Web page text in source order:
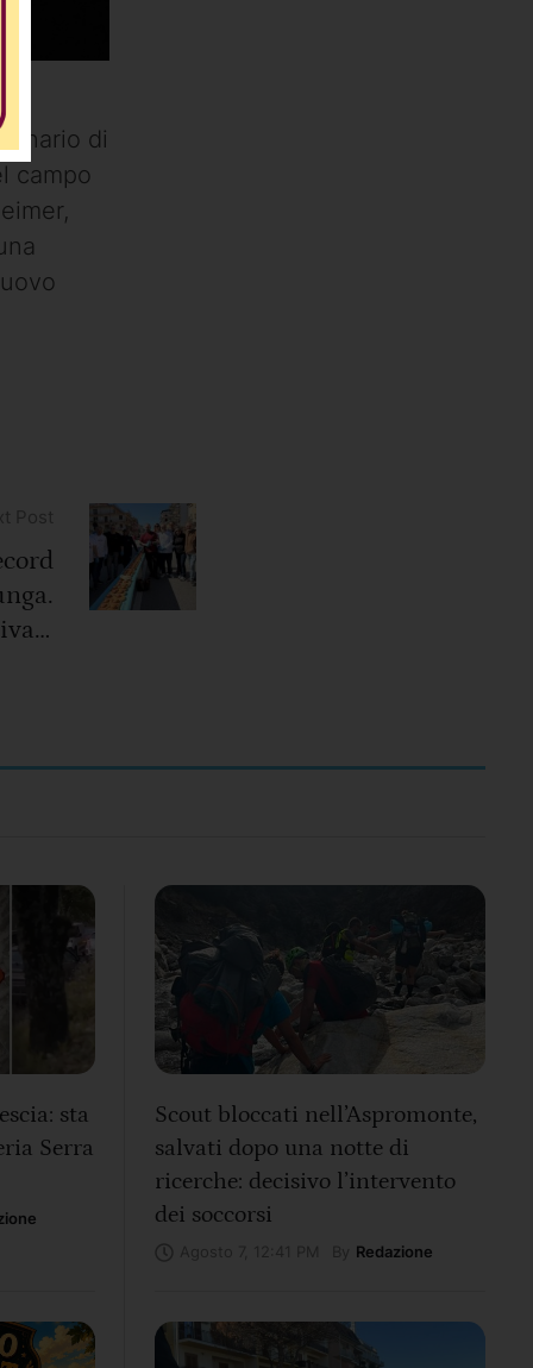
di
campo
a
sta
Serra
Scout bloccati nell’Aspromonte,
salvati dopo una notte di
ricerche: decisivo l’intervento
dei soccorsi
Redazione